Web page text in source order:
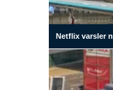
Netflix varsler